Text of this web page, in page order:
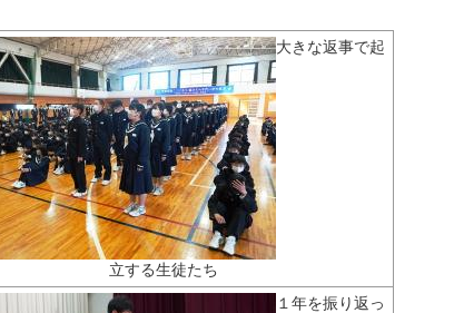
大きな返事で起
立する生徒たち
１年を振り返っ